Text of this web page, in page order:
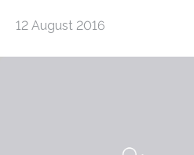
12 August 2016